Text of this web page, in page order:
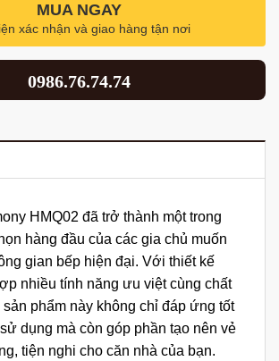
MUA NGAY
xác nhận và giao hàng tận nơi
0986.76.74.74
HMQ02 đã trở thành một trong
hàng đầu của các gia chủ muốn
gian bếp hiện đại. Với thiết kế
nhiều tính năng ưu việt cùng chất
sản phẩm này không chỉ đáp ứng tốt
dụng mà còn góp phần tạo nên vẻ
tiện nghi cho căn nhà của bạn.